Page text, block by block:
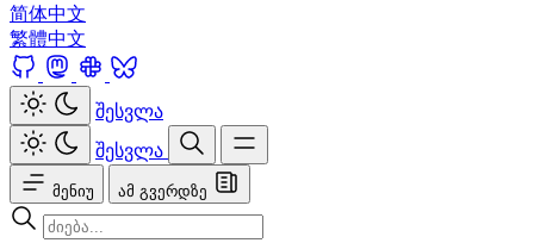
简体中文
繁體中文
შესვლა
შესვლა
მენიუ ამ გვერდზე